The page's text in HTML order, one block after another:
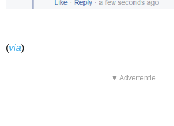
(via)
▼ Advertentie